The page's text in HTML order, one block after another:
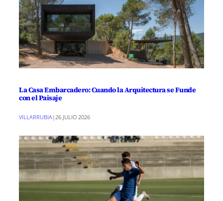
La Casa Embarcadero: Cuando la Arquitectura se Funde
con el Paisaje
VILLARRUBIA|26 JULIO 2026